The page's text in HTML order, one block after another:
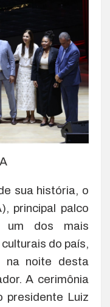
sua história, o
principal palco
dos mais
do país,
na noite desta
A cerimônia
presidente Luiz